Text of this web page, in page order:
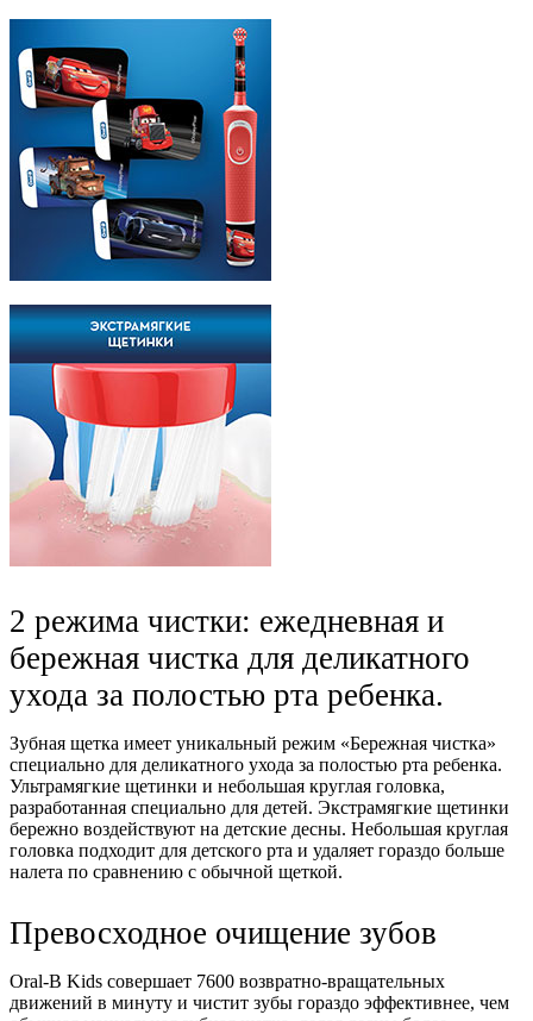
2 режима чистки: ежедневная и
бережная чистка для деликатного
ухода за полостью рта ребенка.
Зубная щетка имеет уникальный режим «Бережная чистка»
специально для деликатного ухода за полостью рта ребенка.
Ультрамягкие щетинки и небольшая круглая головка,
разработанная специально для детей. Экстрамягкие щетинки
бережно воздействуют на детские десны. Небольшая круглая
головка подходит для детского рта и удаляет гораздо больше
налета по сравнению с обычной щеткой.
Превосходное очищение зубов
Oral-B Kids совершает 7600 возвратно-вращательных
движений в минуту и чистит зубы гораздо эффективнее, чем